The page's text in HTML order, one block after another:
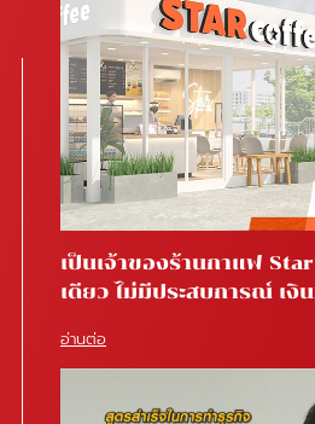
เป็นเจ้าของร้านกาแฟ
เดียว ไม่มีประสบการณ์ เงิ
อ่านต่อ